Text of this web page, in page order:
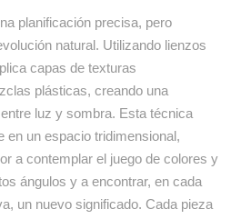
planificación precisa, pero
natural. Utilizando lienzos
capas de texturas
plásticas, creando una
luz y sombra. Esta técnica
en un espacio tridimensional,
a contemplar el juego de colores y
ángulos y a encontrar, en cada
un nuevo significado. Cada pieza